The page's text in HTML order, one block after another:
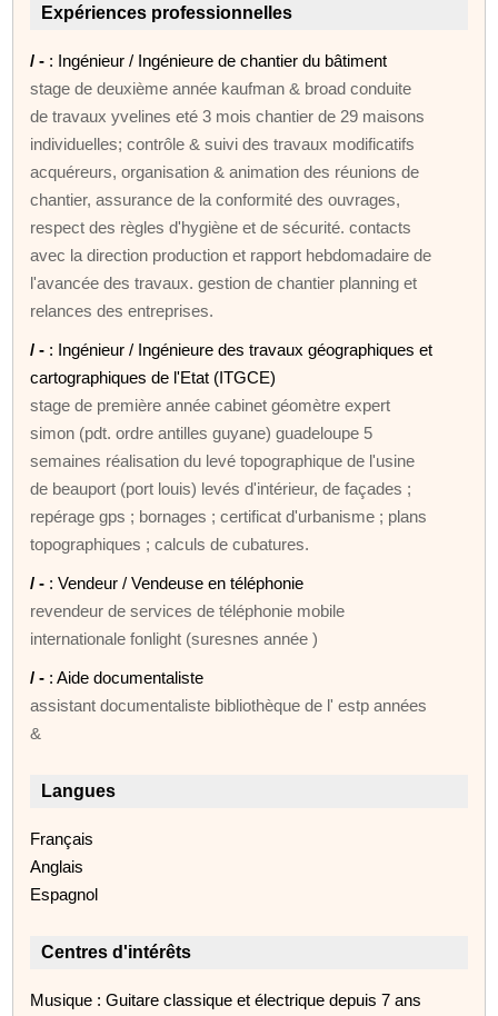
Expériences professionnelles
/ - : Ingénieur / Ingénieure de chantier du bâtiment
stage de deuxième année kaufman & broad conduite
de travaux yvelines eté 3 mois chantier de 29 maisons
individuelles; contrôle & suivi des travaux modificatifs
acquéreurs, organisation & animation des réunions de
chantier, assurance de la conformité des ouvrages,
respect des règles d'hygiène et de sécurité. contacts
avec la direction production et rapport hebdomadaire de
l'avancée des travaux. gestion de chantier planning et
relances des entreprises.
/ - : Ingénieur / Ingénieure des travaux géographiques et
cartographiques de l'Etat (ITGCE)
stage de première année cabinet géomètre expert
simon (pdt. ordre antilles guyane) guadeloupe 5
semaines réalisation du levé topographique de l'usine
de beauport (port louis) levés d'intérieur, de façades ;
repérage gps ; bornages ; certificat d'urbanisme ; plans
topographiques ; calculs de cubatures.
/ - : Vendeur / Vendeuse en téléphonie
revendeur de services de téléphonie mobile
internationale fonlight (suresnes année )
/ - : Aide documentaliste
assistant documentaliste bibliothèque de l' estp années
&
Langues
Français
Anglais
Espagnol
Centres d'intérêts
Musique : Guitare classique et électrique depuis 7 ans